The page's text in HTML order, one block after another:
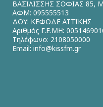
ΒΑΣΙΛΙΣΣΗΣ ΣΟΦΙΑΣ 85,
ΑΦΜ: 095555513
ΔΟΥ: ΚΕΦΟΔΕ ΑΤΤΙΚΗΣ
Αριθμός Γ.Ε.ΜΗ:
Τηλέφωνο: 2108050000
Email: info@kissfm.gr